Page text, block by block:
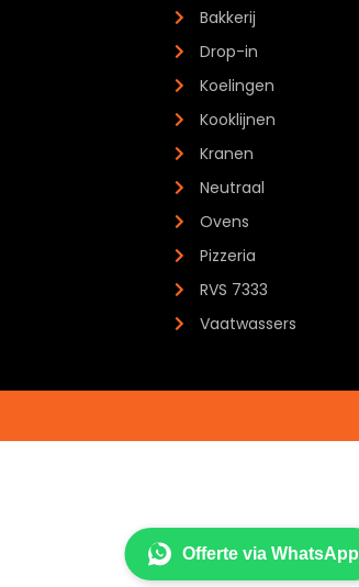
Bakkerij
Drop-in
Koelingen
Kooklijnen
Kranen
Neutraal
Ovens
Pizzeria
RVS 7333
Vaatwassers
Offerte via WhatsApp